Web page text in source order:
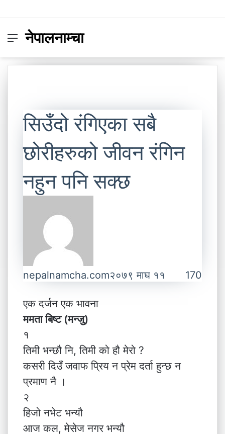
Menu
नेपालनाम्चा
सिउँदो रंगिएका सबै
छोरीहरुको जीवन रंगिन
नहुन पनि सक्छ
nepalnamcha.com२०७९ माघ ११ 170
एक दर्जन एक भावना
ममता बिष्ट (मन्जु)
१
तिमी भन्छौ नि, तिमी को हौ मेरो ?
कसरी दिउँ जवाफ प्रिय न प्रेम दर्ता हुन्छ न
प्रमाण नै ।
२
हिजो नभेट भन्यौ
आज कल, मेसेज नगर भन्यौ